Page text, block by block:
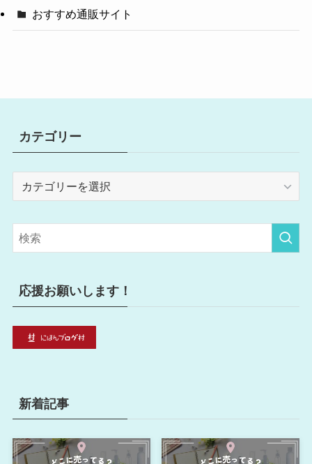
おすすめ通販サイト
カテゴリー
リ
ー
応援お願いします！
新着記事